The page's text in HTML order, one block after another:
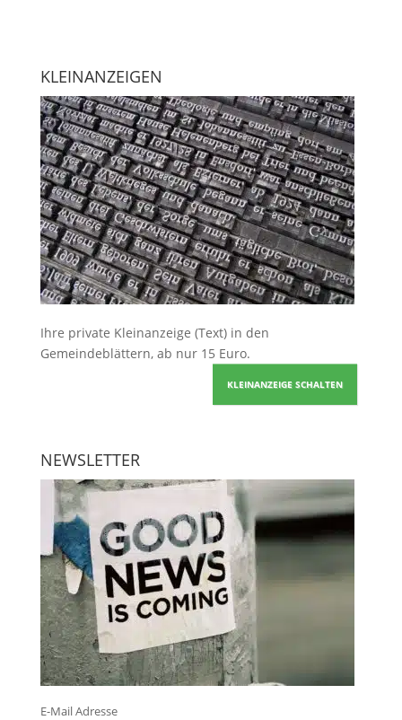
KLEINANZEIGEN
Ihre private Kleinanzeige (Text) in den
Gemeindeblättern, ab nur 15 Euro.
KLEINANZEIGE SCHALTEN
NEWSLETTER
E-Mail Adresse